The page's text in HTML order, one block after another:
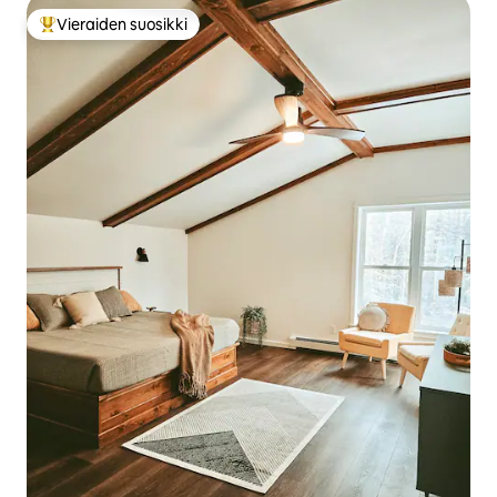
Vieraiden suosikkien parhaimmistoa
Vieraiden suosikki